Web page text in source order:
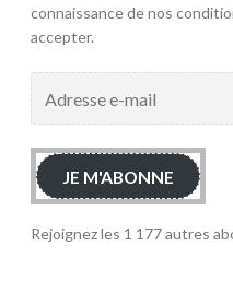
connaissance de nos
accepter.
mail
JE M'ABONNE
Rejoignez les 1 177 autres